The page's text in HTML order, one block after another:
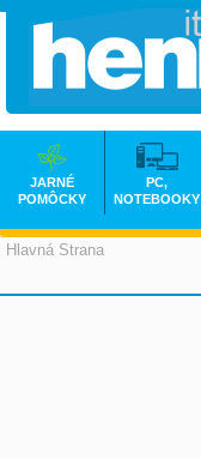
Hlavná Strana
JARNÉ
POMÔCKY
PC,
NOTEBOOKY